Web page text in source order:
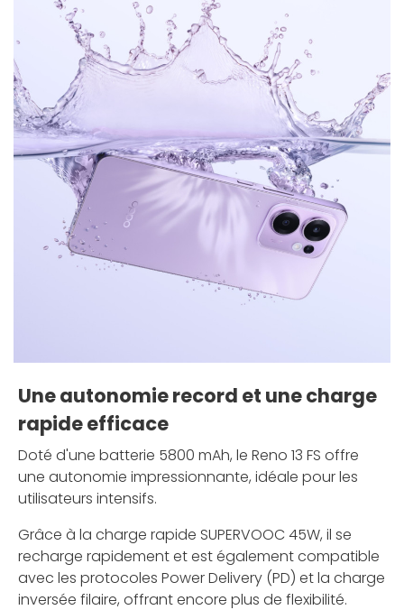
Une autonomie record et une charge
rapide efficace
Doté d'une batterie 5800 mAh, le Reno 13 FS offre
une autonomie impressionnante, idéale pour les
utilisateurs intensifs.
Grâce à la charge rapide SUPERVOOC 45W, il se
recharge rapidement et est également compatible
avec les protocoles Power Delivery (PD) et la charge
inversée filaire, offrant encore plus de flexibilité.